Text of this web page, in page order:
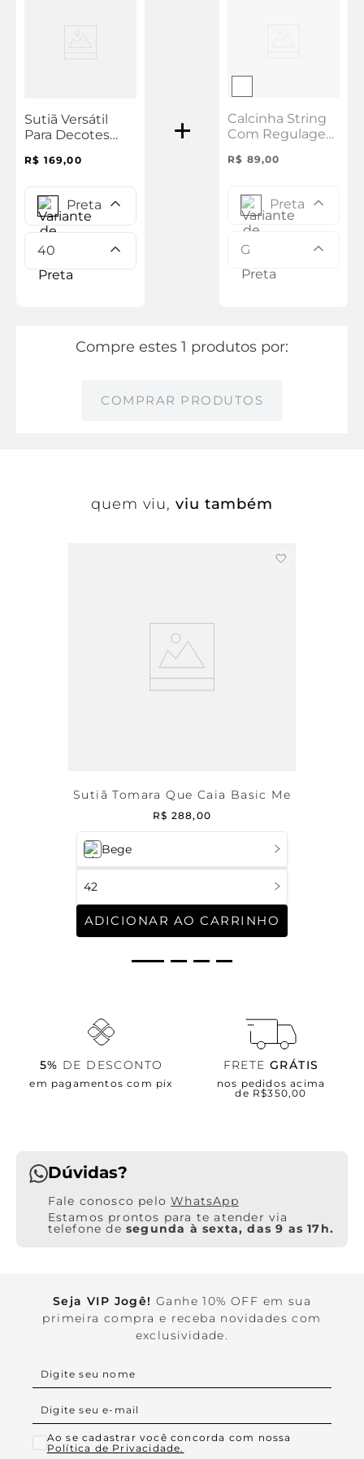
Sutiã Versátil
Para Decotes
R$ 169,00
Preta
40
Calcinha String
Com Regulagem
R$ 89,00
Preta
G
Compre estes 1 produtos por:
COMPRAR PRODUTOS
quem viu, viu também
Bege
42
ADICIONAR AO CARRINHO
Sutiã Tomara Que Caia Basic Me
R$ 288,00
5% DE DESCONTO
em pagamentos com pix
FRETE GRÁTIS
nos pedidos acima
de R$350,00
Dúvidas?
WhatsApp
Estamos prontos para te atender via
telefone de segunda à sexta, das 9 as 17h.
Seja VIP Jogê! Ganhe 10% OFF em sua
primeira compra e receba novidades com
exclusividade.
Ao se cadastrar você concorda com nossa
Política de Privacidade.